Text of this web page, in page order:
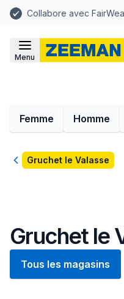
Collabore avec
Menu
Femme Homme
RetourGruchet le Valasse
Gruchet le
Tous les magasins